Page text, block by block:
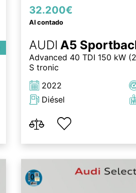
32.200€
Al contado
AUDI A5
Advanced 40 TDI 150 kW
S tronic
2022
Diésel